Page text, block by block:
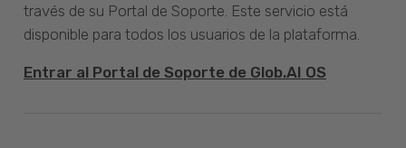
través de su Portal de Soporte. Este servicio está
disponible para todos los usuarios de la plataforma.
Entrar al Portal de Soporte de Glob.AI OS